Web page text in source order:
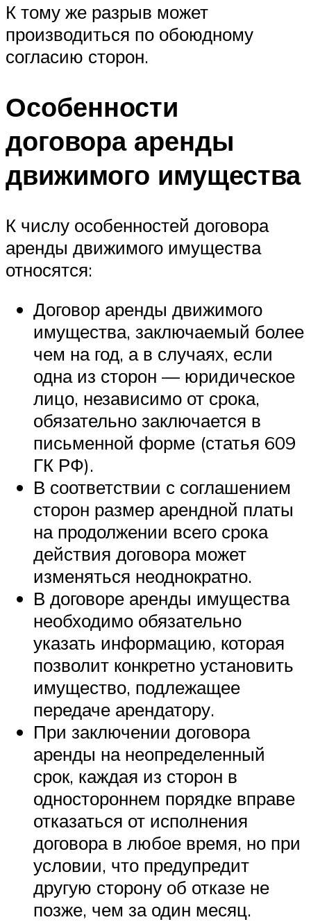
К тому же разрыв может
производиться по обоюдному
согласию сторон.
Особенности
договора аренды
движимого имущества
К числу особенностей договора
аренды движимого имущества
относятся:
Договор аренды движимого
имущества, заключаемый более
чем на год, а в случаях, если
одна из сторон — юридическое
лицо, независимо от срока,
обязательно заключается в
письменной форме (статья 609
ГК РФ).
В соответствии с соглашением
сторон размер арендной платы
на продолжении всего срока
действия договора может
изменяться неоднократно.
В договоре аренды имущества
необходимо обязательно
указать информацию, которая
позволит конкретно установить
имущество, подлежащее
передаче арендатору.
При заключении договора
аренды на неопределенный
срок, каждая из сторон в
одностороннем порядке вправе
отказаться от исполнения
договора в любое время, но при
условии, что предупредит
другую сторону об отказе не
позже, чем за один месяц.